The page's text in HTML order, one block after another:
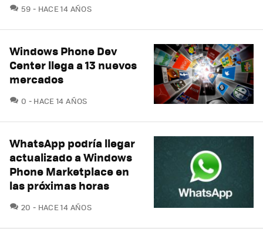
59 COMENTARIOS
HACE 14 AÑOS
Windows Phone Dev
Center llega a 13 nuevos
mercados
0 COMENTARIOS
HACE 14 AÑOS
WhatsApp podría llegar
actualizado a Windows
Phone Marketplace en
las próximas horas
20 COMENTARIOS
HACE 14 AÑOS